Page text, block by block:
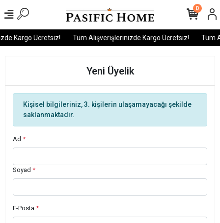
Kargo Ücretsiz! Tüm Alışverişlerinizde Kargo Ücretsiz! Tüm
0
Yeni Üyelik
Kişisel bilgileriniz, 3. kişilerin ulaşamayacağı şekilde
saklanmaktadır.
Ad *
Soyad *
E-Posta *